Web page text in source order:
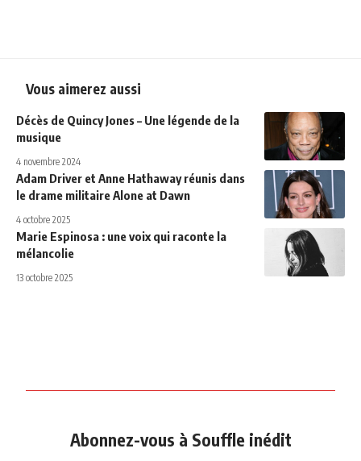
Vous aimerez aussi
Décès de Quincy Jones – Une légende de la
musique
4 novembre 2024
Adam Driver et Anne Hathaway réunis dans
le drame militaire Alone at Dawn
4 octobre 2025
Marie Espinosa : une voix qui raconte la
mélancolie
13 octobre 2025
Abonnez-vous à Souffle inédit